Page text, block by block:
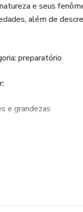
e seus
além de
preparatório
e grandezas